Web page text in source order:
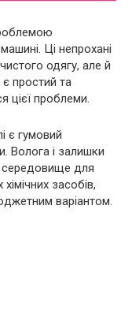
Ці непрохані
одягу, але й
простий та
цієї проблеми.
є гумовий
Волога і залишки
середовище для
засобів,
варіантом.